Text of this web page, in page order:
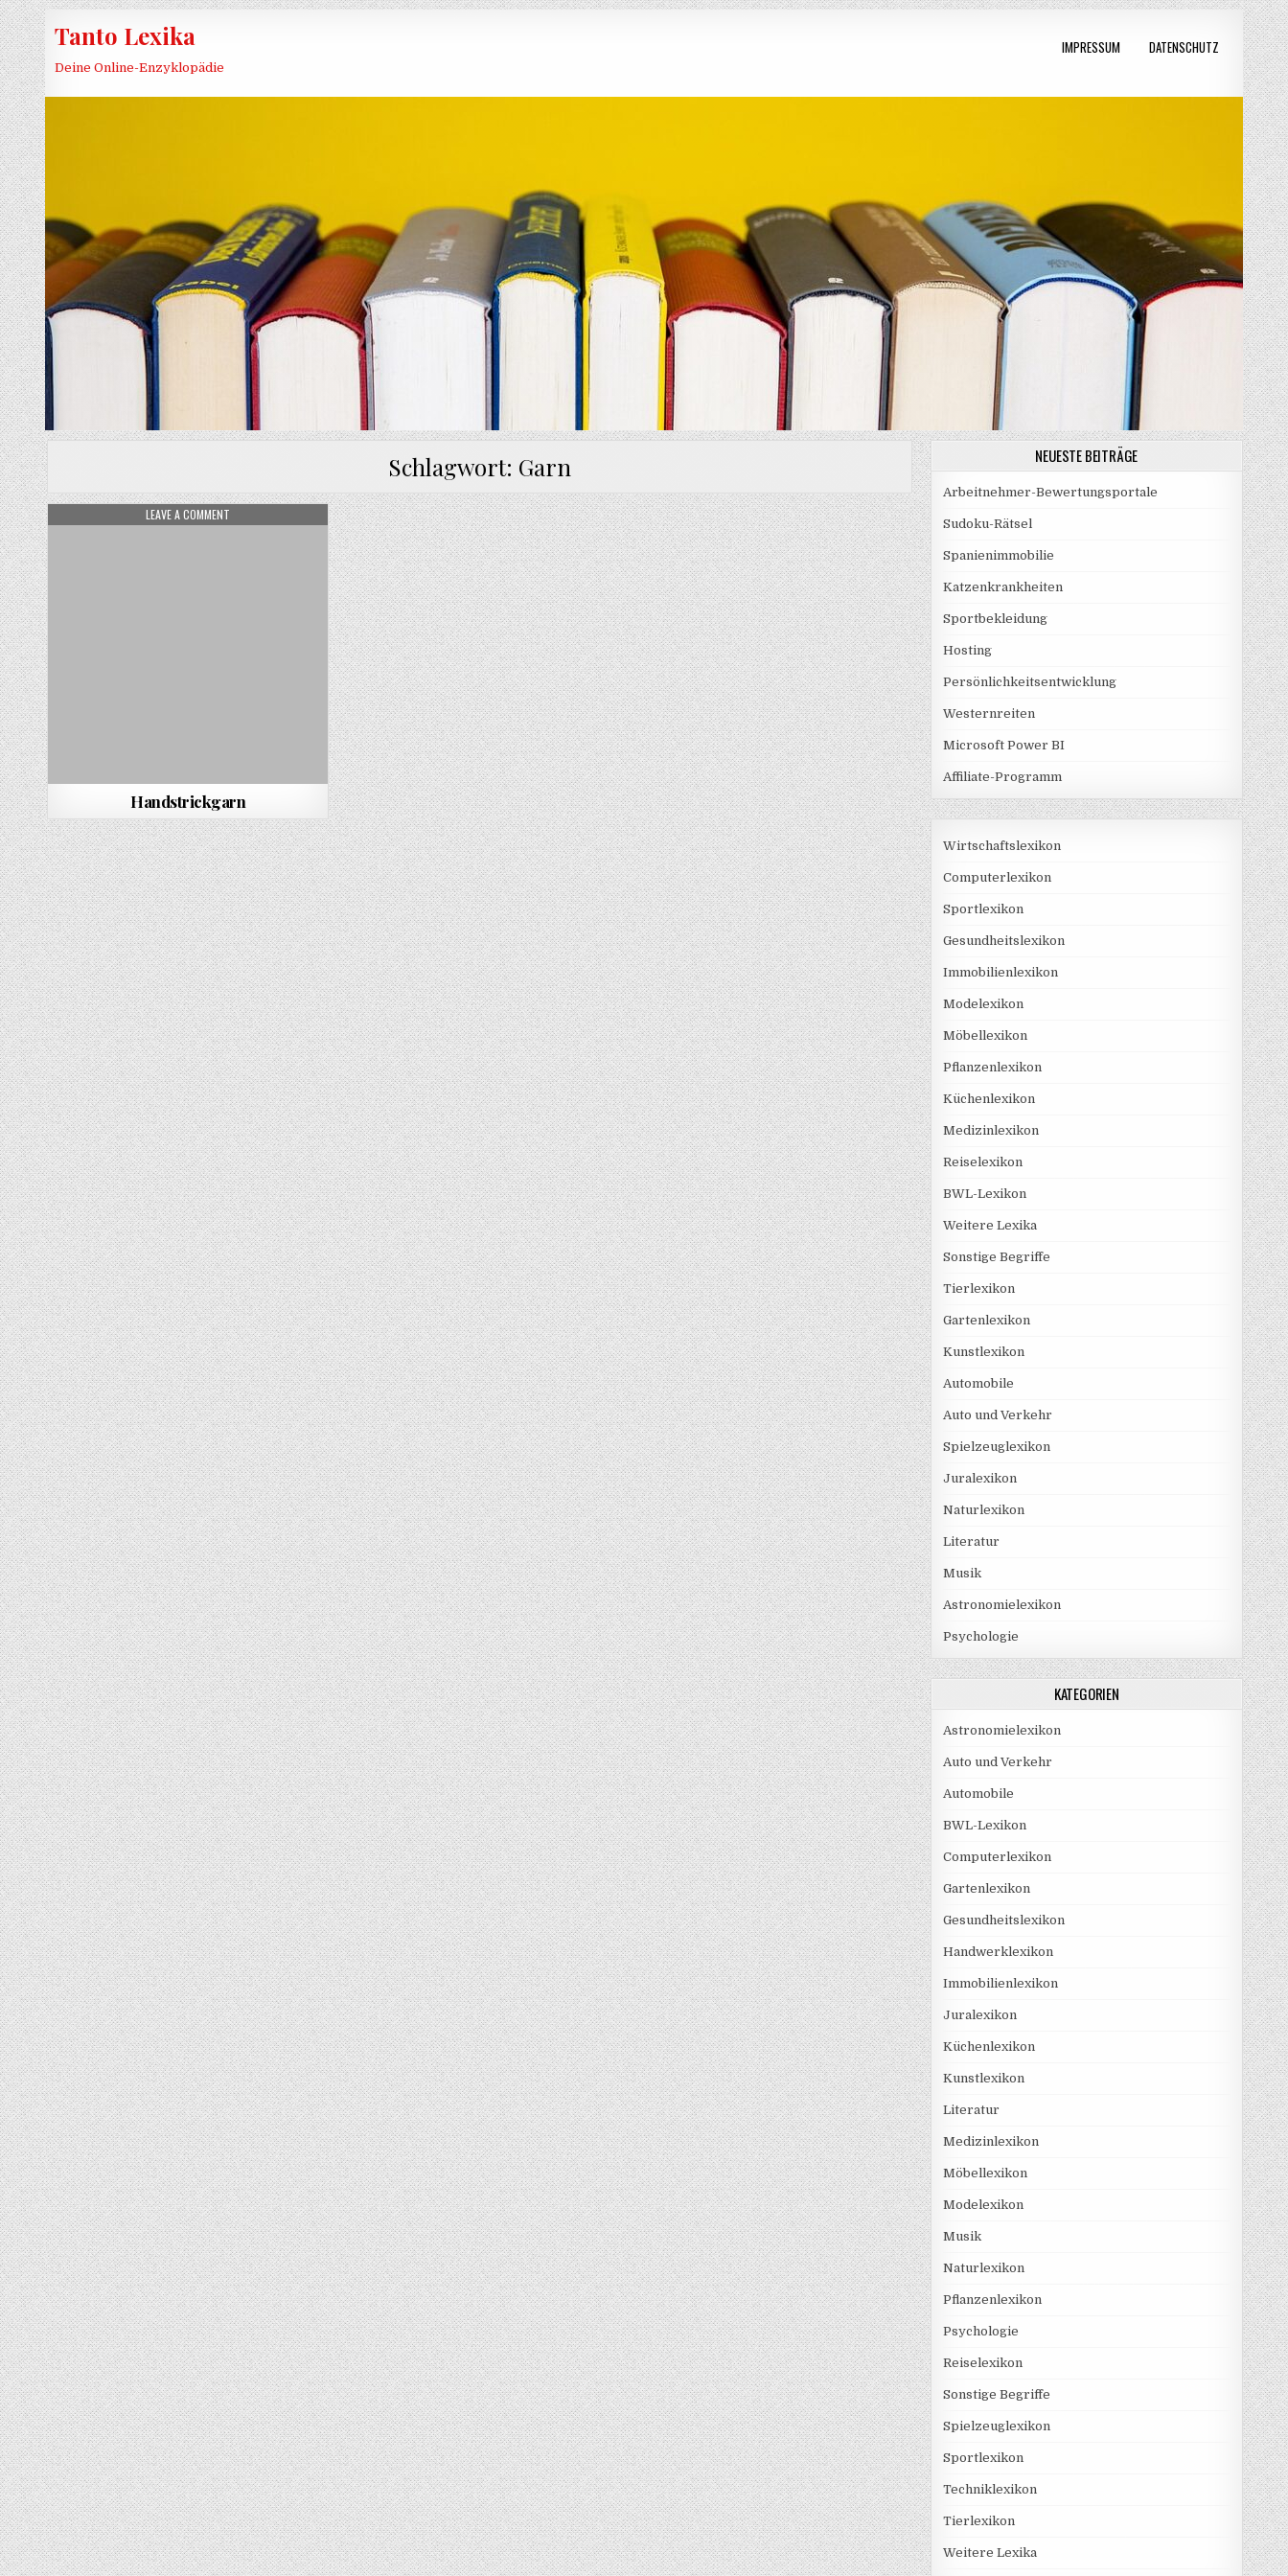
Skip to content
Tanto Lexika
Deine Online-Enzyklopädie
IMPRESSUM DATENSCHUTZ
Schlagwort: Garn
LEAVE A COMMENT ON HANDSTRICKGARN
Handstrickgarn
NEUESTE BEITRÄGE
Arbeitnehmer-Bewertungsportale
Sudoku-Rätsel
Spanienimmobilie
Katzenkrankheiten
Sportbekleidung
Hosting
Persönlichkeitsentwicklung
Westernreiten
Microsoft Power BI
Affiliate-Programm
Wirtschaftslexikon
Computerlexikon
Sportlexikon
Gesundheitslexikon
Immobilienlexikon
Modelexikon
Möbellexikon
Pflanzenlexikon
Küchenlexikon
Medizinlexikon
Reiselexikon
BWL-Lexikon
Weitere Lexika
Sonstige Begriffe
Tierlexikon
Gartenlexikon
Kunstlexikon
Automobile
Auto und Verkehr
Spielzeuglexikon
Juralexikon
Naturlexikon
Literatur
Musik
Astronomielexikon
Psychologie
KATEGORIEN
Astronomielexikon
Auto und Verkehr
Automobile
BWL-Lexikon
Computerlexikon
Gartenlexikon
Gesundheitslexikon
Handwerklexikon
Immobilienlexikon
Juralexikon
Küchenlexikon
Kunstlexikon
Literatur
Medizinlexikon
Möbellexikon
Modelexikon
Musik
Naturlexikon
Pflanzenlexikon
Psychologie
Reiselexikon
Sonstige Begriffe
Spielzeuglexikon
Sportlexikon
Techniklexikon
Tierlexikon
Weitere Lexika